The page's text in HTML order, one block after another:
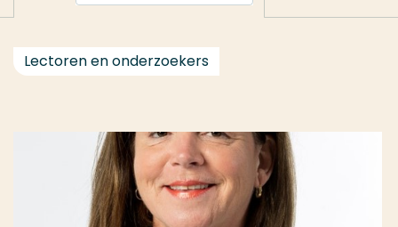
Lectoren en onderzoekers